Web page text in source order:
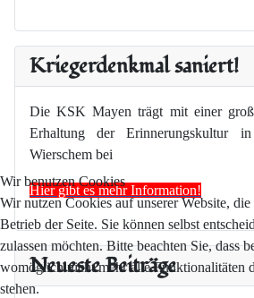
Kriegerdenkmal saniert!
Die KSK Mayen trägt mit einer
Erhaltung der Erinnerungskultur
Wierschem bei
Hier gibt es mehr Information!
Neueste Beiträge
Wir benutzen Cookies
Wir nutzen Cookies auf unserer Website,
Betrieb der Seite. Sie können selbst
zulassen möchten. Bitte beachten Sie, dass
womöglich nicht mehr alle Funktionalitäten
stehen.